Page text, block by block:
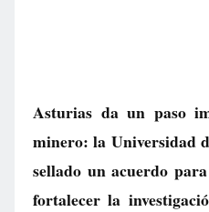
Asturias da un paso
minero: la Universidad
sellado un acuerdo
fortalecer la